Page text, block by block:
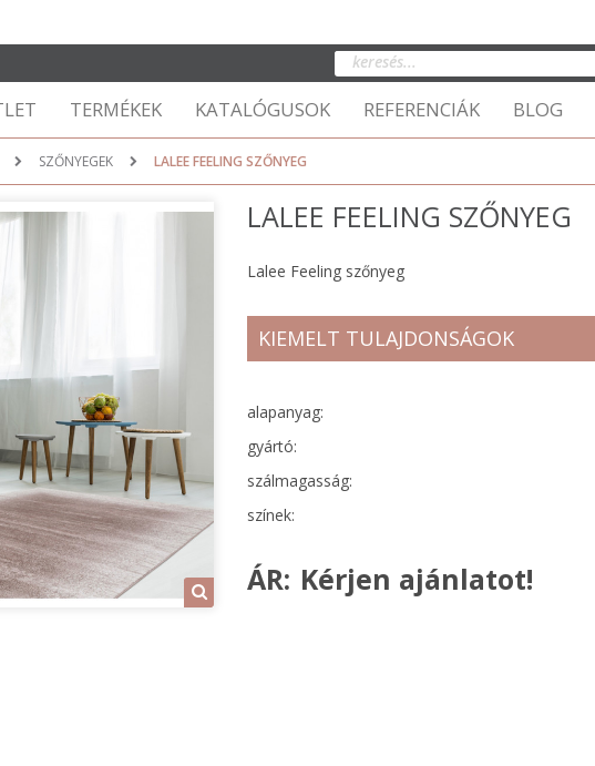
TERMÉKEK KATALÓGUSOK REFERENCIÁK BLOG
SZŐNYEGEK LALEE FEELING SZŐNYEG
LALEE FEELING SZŐNYEG
Lalee Feeling szőnyeg
KIEMELT TULAJDONSÁGOK
alapanyag:
gyártó:
szálmagasság:
színek:
ÁR: Kérjen ajánlatot!